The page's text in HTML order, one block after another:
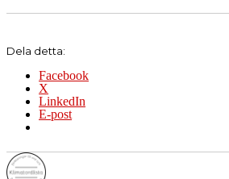
Dela detta:
Facebook
X
LinkedIn
E-post